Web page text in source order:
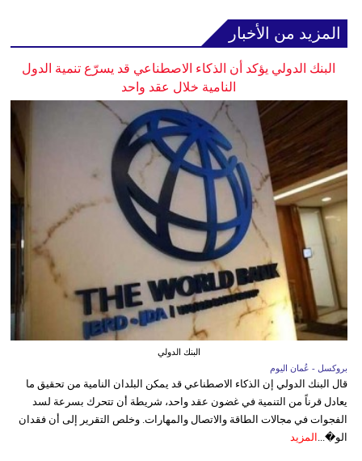
المزيد من الأخبار
البنك الدولي يؤكد أن الذكاء الاصطناعي قد يسرّع تنمية الدول
النامية خلال عقد واحد
البنك الدولي
بروكسل - عُمان اليوم
قال البنك الدولي إن الذكاء الاصطناعي قد يمكن البلدان النامية من تحقيق ما
يعادل قرناً من التنمية في غضون عقد واحد، شريطة أن تتحرك بسرعة لسد
الفجوات في مجالات الطاقة والاتصال والمهارات. وخلص التقرير إلى أن فقدان
الو�... المزيد